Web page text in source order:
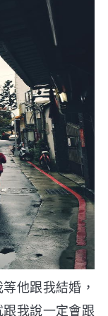
他跟我結婚，
我說一定會跟